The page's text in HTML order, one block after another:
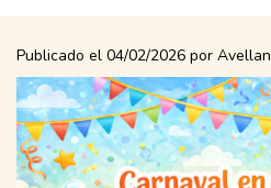
Publicado el 04/02/2026 por